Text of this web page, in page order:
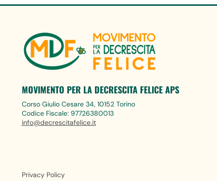
MOVIMENTO PER LA DECRESCITA FELICE APS
Corso Giulio Cesare 34, 10152 Torino
Codice Fiscale: 97726380013
info@decrescitafelice.it
Privacy Policy